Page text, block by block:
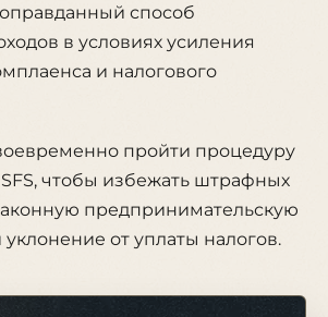
способ
в условиях усиления
и налогового
пройти процедуру
чтобы избежать штрафных
предпринимательскую
уклонение от уплаты налогов.